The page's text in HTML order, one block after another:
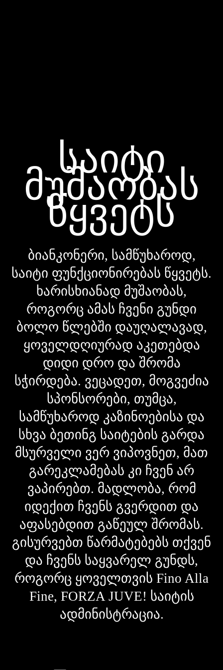
საიტი
მუშაობას
წყვეტს
ბიანკონერი, სამწუხაროდ,
საიტი ფუნქციონირებას წყვეტს.
ხარისხიანად მუშაობას,
როგორც ამას ჩვენი გუნდი
ბოლო წლებში დაუღალავად,
ყოველდღიურად აკეთებდა
დიდი დრო და შრომა
სჭირდება. ვეცადეთ, მოგვეძია
სპონსორები, თუმცა,
სამწუხაროდ კაზინოებისა და
სხვა ბეთინგ საიტების გარდა
მსურველი ვერ ვიპოვნეთ, მათ
გარეკლამებას კი ჩვენ არ
ვაპირებთ. მადლობა, რომ
იდექით ჩვენს გვერდით და
აფასებდით გაწეულ შრომას.
გისურვებთ წარმატებებს თქვენ
და ჩვენს საყვარელ გუნდს,
როგორც ყოველთვის Fino Alla
Fine, FORZA JUVE! საიტის
ადმინისტრაცია.